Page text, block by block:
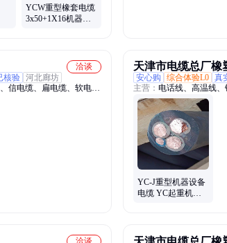
YCW重型橡套电缆
3x50+1X16机器设
洽谈
核验 河北廊坊
信电缆、扁电缆、软电
测线、智能灯、阻燃线、
、手柄线、潜水泵、扁平
天津市电缆总厂橡
安心购
综合体验L0 真
主营： 电话线、高温线
4*6、mcp电缆、电缆
机、超五类、防水线、
机、电源线、潜水泵、
YC-J重型机器设备
电缆 YC起重机用
洽谈